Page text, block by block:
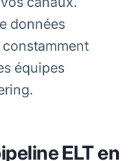
données
équipes
ELT en